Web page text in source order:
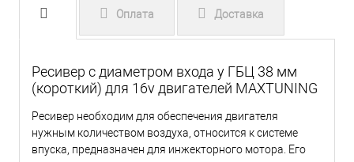
Оплата Доставка
Ресивер с диаметром входа у ГБЦ 38 мм
(короткий) для 16v двигателей MAXTUNING
Ресивер необходим для обеспечения двигателя
нужным количеством воздуха, относится к системе
впуска, предназначен для инжекторного мотора. Его